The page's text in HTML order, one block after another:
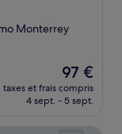
Monterrey
Le
nouveau
prix
de
97 €
taxes et frais compris
4 sept. - 5 sept.